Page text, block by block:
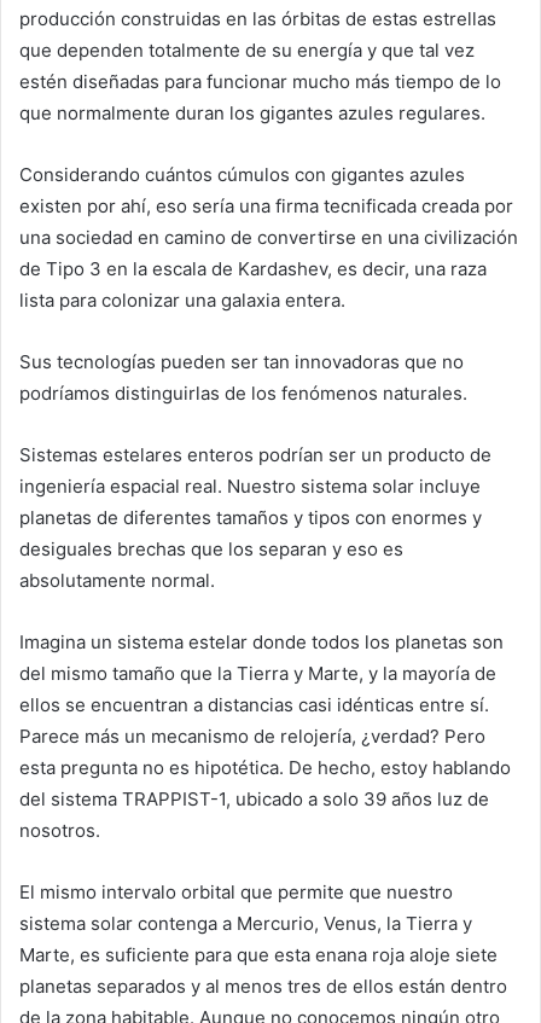
producción construidas en las órbitas de estas estrellas
que dependen totalmente de su energía y que tal vez
estén diseñadas para funcionar mucho más tiempo de lo
que normalmente duran los gigantes azules regulares.
Considerando cuántos cúmulos con gigantes azules
existen por ahí, eso sería una firma tecnificada creada por
una sociedad en camino de convertirse en una civilización
de Tipo 3 en la escala de Kardashev, es decir, una raza
lista para colonizar una galaxia entera.
Sus tecnologías pueden ser tan innovadoras que no
podríamos distinguirlas de los fenómenos naturales.
Sistemas estelares enteros podrían ser un producto de
ingeniería espacial real. Nuestro sistema solar incluye
planetas de diferentes tamaños y tipos con enormes y
desiguales brechas que los separan y eso es
absolutamente normal.
Imagina un sistema estelar donde todos los planetas son
del mismo tamaño que la Tierra y Marte, y la mayoría de
ellos se encuentran a distancias casi idénticas entre sí.
Parece más un mecanismo de relojería, ¿verdad? Pero
esta pregunta no es hipotética. De hecho, estoy hablando
del sistema TRAPPIST-1, ubicado a solo 39 años luz de
nosotros.
El mismo intervalo orbital que permite que nuestro
sistema solar contenga a Mercurio, Venus, la Tierra y
Marte, es suficiente para que esta enana roja aloje siete
planetas separados y al menos tres de ellos están dentro
de la zona habitable. Aunque no conocemos ningún otro